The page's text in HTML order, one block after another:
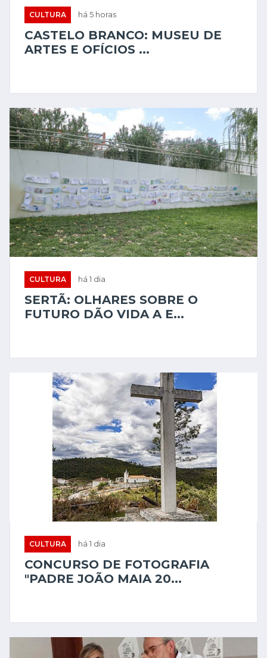
CULTURA há 5 horas
CASTELO BRANCO: MUSEU DE
ARTES E OFÍCIOS ...
CULTURA há 1 dia
SERTÃ: OLHARES SOBRE O
FUTURO DÃO VIDA A E...
CULTURA há 1 dia
CONCURSO DE FOTOGRAFIA
"PADRE JOÃO MAIA 20...